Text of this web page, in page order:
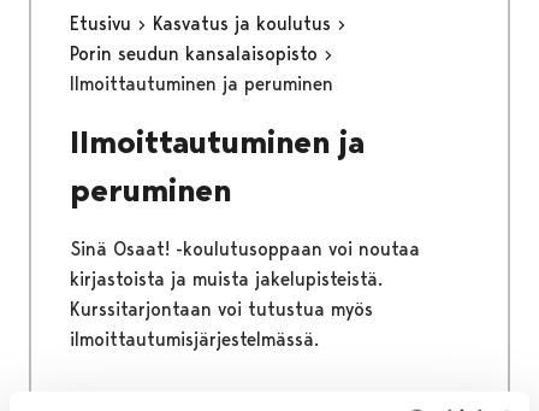
Etusivu
Kasvatus ja koulutus
Porin seudun kansalaisopisto
Ilmoittautuminen ja peruminen
Ilmoittautuminen ja
peruminen
Sinä Osaat! -koulutusoppaan voi noutaa
kirjastoista ja muista jakelupisteistä.
Kurssitarjontaan voi tutustua myös
ilmoittautumisjärjestelmässä.